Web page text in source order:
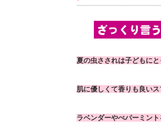
夏の虫さされは子どもに
肌に優しくて香りも良い
ラベンダーやぺパーミン